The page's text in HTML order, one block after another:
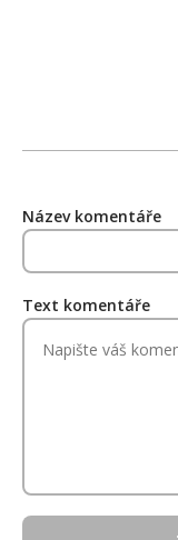
Název komentáře
Text komentáře